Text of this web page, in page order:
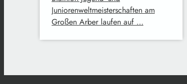
Juniorenweltmeisterschaften am
Großen Arber laufen auf …